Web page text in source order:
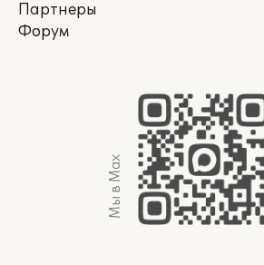
Партнеры
Форум
Мы в Max